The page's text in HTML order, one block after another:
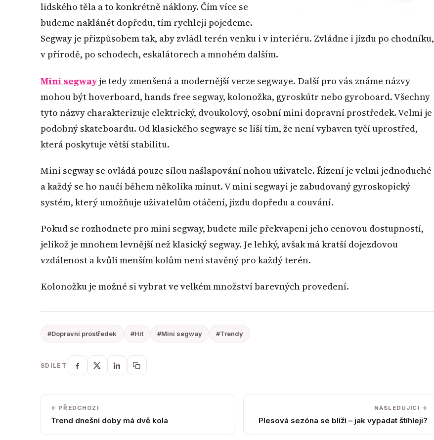
lidského těla a to konkrétně náklony. Čím více se
budeme naklánět dopředu, tím rychleji pojedeme.
Segway je přizpůsobem tak, aby zvládl terén venku i v interiéru. Zvládne i jízdu po chodníku,
v přírodě, po schodech, eskalátorech a mnohém dalším.
Mini segway je tedy zmenšená a modernější verze segwaye. Další pro vás známe názvy
mohou být hoverboard, hands free segway, kolonožka, gyroskútr nebo gyroboard. Všechny
tyto názvy charakterizuje elektrický, dvoukolový, osobní mini dopravní prostředek. Velmi je
podobný skateboardu. Od klasického segwaye se liší tím, že není vybaven tyčí uprostřed,
která poskytuje větší stabilitu.
Mini segway se ovládá pouze sílou našlapování nohou uživatele. Řízení je velmi jednoduché
a každý se ho naučí během několika minut. V mini segwayi je zabudovaný gyroskopický
systém, který umožňuje uživatelům otáčení, jízdu dopředu a couvání.
Pokud se rozhodnete pro mini segway, budete mile překvapeni jeho cenovou dostupností,
jelikož je mnohem levnější než klasický segway. Je lehký, avšak má kratší dojezdovou
vzdálenost a kvůli menším kolům není stavěný pro každý terén.
Kolonožku je možné si vybrat ve velkém množství barevných provedení.
#Dopravní prostředek #Hit #Mini segway #Trendy
SDÍLET
← PŘEDCHOZÍ
Trend dnešní doby má dvě kola
NÁSLEDUJÍCÍ →
Plesová sezóna se blíží – jak vypadat štíhleji?